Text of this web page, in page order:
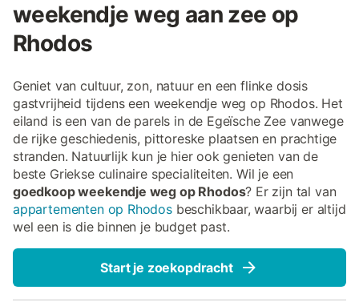
weekendje weg aan zee op
Rhodos
Geniet van cultuur, zon, natuur en een flinke dosis
gastvrijheid tijdens een weekendje weg op Rhodos. Het
eiland is een van de parels in de Egeïsche Zee vanwege
de rijke geschiedenis, pittoreske plaatsen en prachtige
stranden. Natuurlijk kun je hier ook genieten van de
beste Griekse culinaire specialiteiten. Wil je een
goedkoop weekendje weg op Rhodos? Er zijn tal van
appartementen op Rhodosbeschikbaar, waarbij er altijd
wel een is die binnen je budget past.
Start je zoekopdracht